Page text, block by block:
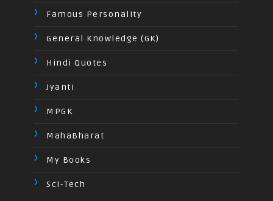
Famous Personality
General Knowledge (GK)
Hindi Quotes
Jyanti
MPGK
MahaBharat
My Books
Sci-Tech